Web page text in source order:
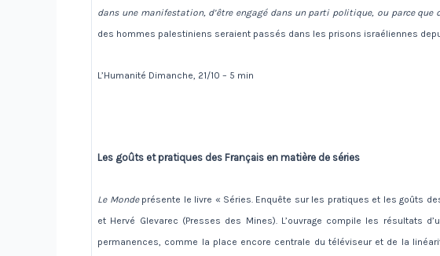
dans une manifestation, d’être engagé dans un parti politique, ou parce
des hommes palestiniens seraient passés dans les prisons israéliennes
L’Humanité Dimanche, 21/10 – 5 min
Les goûts et pratiques des Français en matière de séries
Le Mondeprésente le livre « Séries. Enquête sur les pratiques et les goûts
et Hervé Glevarec (Presses des Mines). L’ouvrage compile les résultats
permanences, comme la place encore centrale du téléviseur et de la